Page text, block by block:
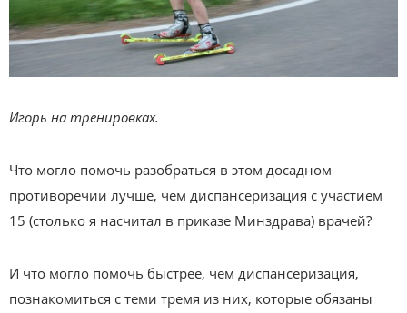
Игорь на тренировках.
Что могло помочь разобраться в этом досадном
противоречии лучше, чем диспансеризация с участием
15 (столько я насчитал в приказе Минздрава) врачей?
И что могло помочь быстрее, чем диспансеризация,
познакомиться с теми тремя из них, которые обязаны